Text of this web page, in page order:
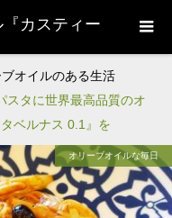
カスティー
会社清州
オイルのある生活
スタに世界最高品質のオ
ベルナス 0.1』を
オリーブオイルな毎日